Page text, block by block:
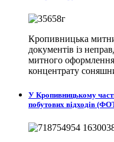
Кропивницька
документів із
митного оформлення
концентрату
У Кропивницькому
побутових відходів